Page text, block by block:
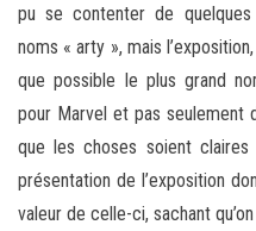
pu se contenter de
noms « arty », mais
que possible le plus grand
pour Marvel et pas seulement
que les choses soient
présentation de l’exposition
valeur de celle-ci, sachant